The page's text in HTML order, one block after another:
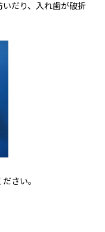
だり、入れ歯が破折
さい。